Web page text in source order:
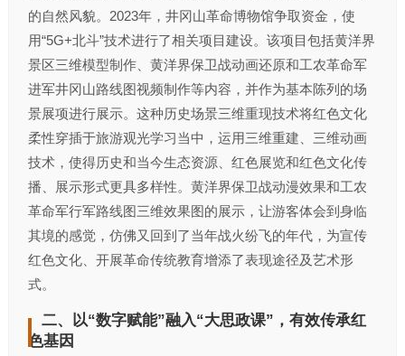
的自然风貌。2023年，井冈山革命博物馆争取资金，使
用“5G+北斗”技术进行了相关项目建设。该项目包括黄洋界
景区三维模型制作、黄洋界保卫战动画还原和工农革命军
进军井冈山路线图视频制作等内容，并作为基本陈列的场
景展项进行展示。这种历史场景三维重现技术将红色文化
柔性穿插于旅游观光学习当中，运用三维重建、三维动画
技术，使得历史和当今生态资源、红色展览和红色文化传
播、展示形式更具多样性。黄洋界保卫战动漫效果和工农
革命军行军路线图三维效果图的展示，让游客体会到身临
其境的感觉，仿佛又回到了当年战火纷飞的年代，为宣传
红色文化、开展革命传统教育增添了表现途径及艺术形
式。
二、以“数字赋能”融入“大思政课”，有效传承红
色基因